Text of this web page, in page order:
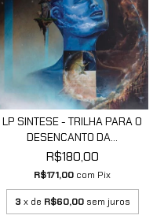
LP SINTESE - TRILHA PARA O
DESENCANTO DA...
R$180,00
R$171,00 com Pix
3 x de R$60,00 sem juros